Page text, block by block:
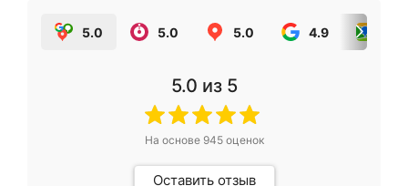
5.0 5.0 5.0 4.9
5.0 из 5
На основе 945оценок
Оставить отзыв